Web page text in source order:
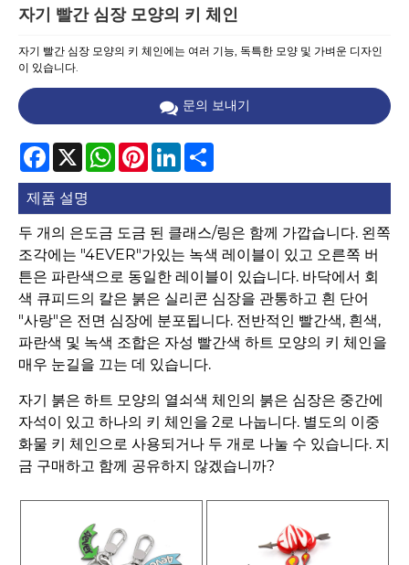
자기 빨간 심장 모양의 키 체인
자기 빨간 심장 모양의 키 체인에는 여러 기능, 독특한 모양 및 가벼운 디자인
이 있습니다.
문의 보내기
Facebook
X WhatsAppPinterestLinkedIn
제품 설명
두 개의 은도금 도금 된 클래스/링은 함께 가깝습니다. 왼쪽
조각에는 "4EVER"가있는 녹색 레이블이 있고 오른쪽 버
튼은 파란색으로 동일한 레이블이 있습니다. 바닥에서 회
색 큐피드의 칼은 붉은 실리콘 심장을 관통하고 흰 단어
"사랑"은 전면 심장에 분포됩니다. 전반적인 빨간색, 흰색,
파란색 및 녹색 조합은 자성 빨간색 하트 모양의 키 체인을
매우 눈길을 끄는 데 있습니다.
자기 붉은 하트 모양의 열쇠색 체인의 붉은 심장은 중간에
자석이 있고 하나의 키 체인을 2로 나눕니다. 별도의 이중
화물 키 체인으로 사용되거나 두 개로 나눌 수 있습니다. 지
금 구매하고 함께 공유하지 않겠습니까?